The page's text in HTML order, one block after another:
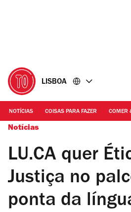
LISBOA
NOTÍCIAS COISAS PARA FAZER COMER
Notícias
LU.CA quer
Justiça no
ponta da